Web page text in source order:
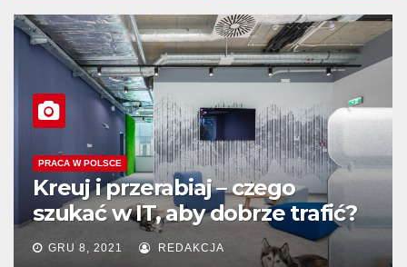
PRACA W POLSCE
Kreuj i przerabiaj – czego
szukać w IT, aby dobrze trafić?
GRU 8, 2021 REDAKCJA